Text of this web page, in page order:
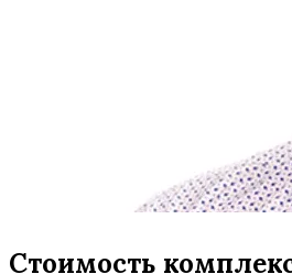
Стоимость